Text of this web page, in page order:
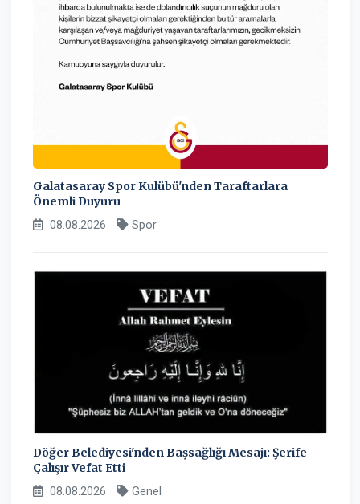
Galatasaray Spor Kulübü'nden Taraftarlara
Önemli Duyuru
08.08.2026 Spor
Döğer Belediyesi'nden Başsağlığı Mesajı: Şerife
Çalışır Vefat Etti
08.08.2026 Genel